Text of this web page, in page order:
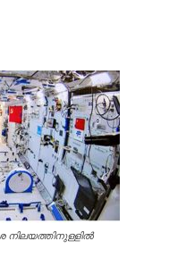
നിലയത്തിനുള്ളിൽ